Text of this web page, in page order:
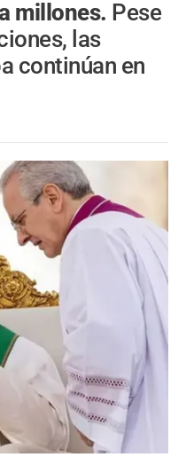
millones. Pese
las
continúan en